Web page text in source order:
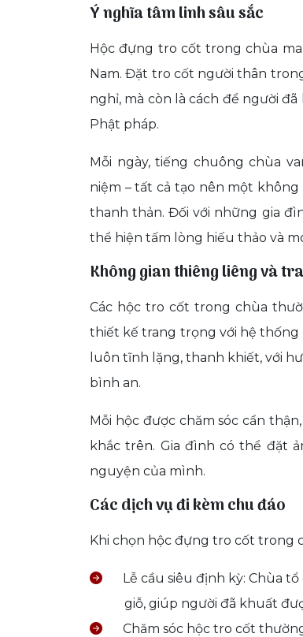
Ý nghĩa tâm linh sâu sắc
Hộc đựng tro cốt trong chùa
Nam. Đặt tro cốt người thân
nghỉ, mà còn là cách để người
Phật pháp.
Mỗi ngày, tiếng chuông chùa
niệm – tất cả tạo nên một
thanh thản. Đối với những gia
thể hiện tấm lòng hiếu thảo và
Không gian thiêng liêng và
Các hộc tro cốt trong chùa
thiết kế trang trọng với hệ thống
luôn tĩnh lặng, thanh khiết, với
bình an.
Mỗi hộc được chăm sóc cẩn
khắc trên. Gia đình có thể đặt
nguyện của mình.
Các dịch vụ đi kèm chu đáo
Khi chọn hộc đựng tro cốt trong
Lễ cầu siêu định kỳ: Chùa
giỗ, giúp người đã khuất
Chăm sóc hộc tro cốt